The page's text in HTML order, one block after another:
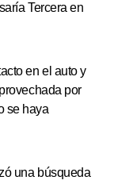
Tercera en
en el auto y
por
se haya
una búsqueda